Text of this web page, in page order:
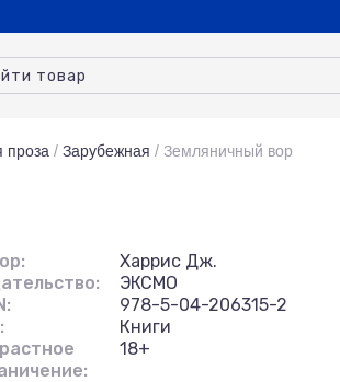
проза / Зарубежная / Земляничный вор
Харрис Дж.
ЭКСМО
978-5-04-206315-2
Книги
18+